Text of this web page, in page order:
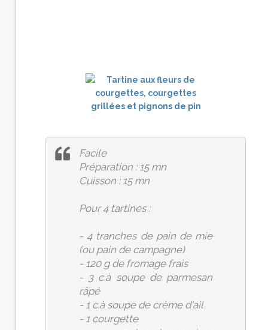
Facile
Préparation : 15 mn
Cuisson : 15 mn
Pour 4 tartines :
- 4 tranches de pain de mie
(ou pain de campagne)
- 120 g de fromage frais
- 3 c.à soupe de parmesan
râpé
- 1 c.à soupe de crème d'ail
- 1 courgette